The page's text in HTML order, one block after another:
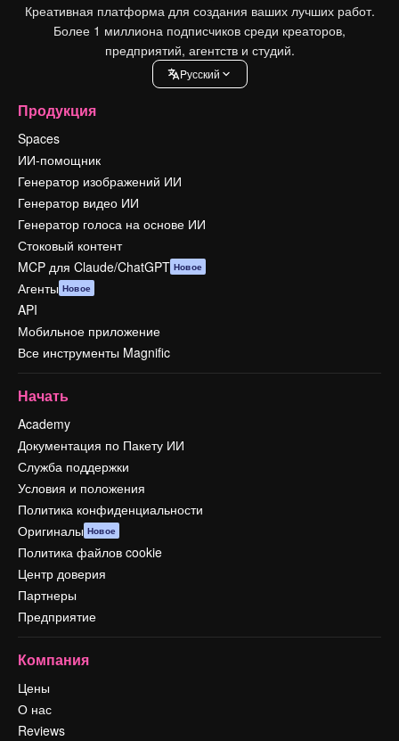
Креативная платформа для создания ваших лучших работ.
Более 1 миллиона подписчиков среди креаторов,
предприятий, агентств и студий.
Pусский
Продукция
Spaces
ИИ-помощник
Генератор изображений ИИ
Генератор видео ИИ
Генератор голоса на основе ИИ
Стоковый контент
MCP для Claude/ChatGPT Новое
Агенты Новое
API
Мобильное приложение
Все инструменты Magnific
Начать
Academy
Документация по Пакету ИИ
Служба поддержки
Условия и положения
Политика конфиденциальности
Оригиналы Новое
Политика файлов cookie
Центр доверия
Партнеры
Предприятие
Компания
Цены
О нас
Reviews